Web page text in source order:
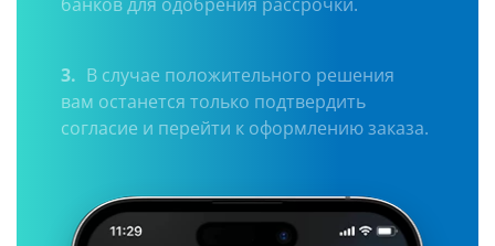
банков для одобрения рассрочки.
3. В случае положительного решения
вам останется только подтвердить
согласие и перейти к оформлению заказа.